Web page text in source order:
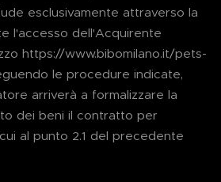
esclusivamente attraverso la
l'accesso dell'Acquirente
https://www.bibomilano.it/pets-
le procedure indicate,
arriverà a formalizzare la
dei beni il contratto per
al punto 2.1 del precedente